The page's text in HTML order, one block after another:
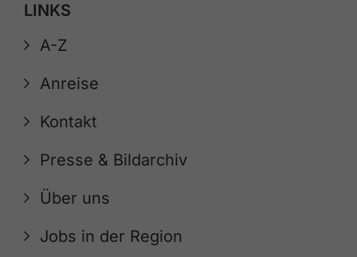
LINKS
A-Z
Anreise
Kontakt
Presse & Bildarchiv
Über uns
Jobs in der Region